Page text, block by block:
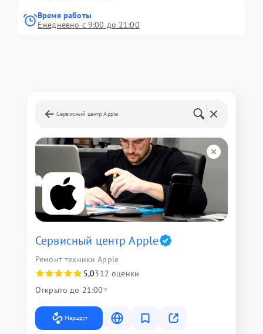
Время работы
Ежедневно с 9:00 до 21:00
Сервисный центр Apple
Сервисный центр Apple
Ремонт техники Apple
5,0312 оценки
Открыто до 21:00
Маршрут